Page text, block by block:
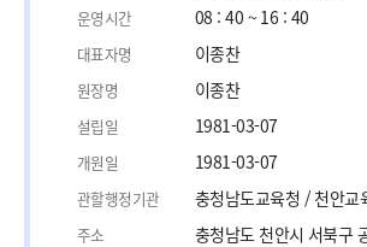
운영시간 08 : 40 ~ 16 : 40
대표자명 이종찬
원장명 이종찬
설립일 1981-03-07
개원일 1981-03-07
관할행정기관 충청남도교육청 / 천안교
주소 충청남도 천안시 서북구